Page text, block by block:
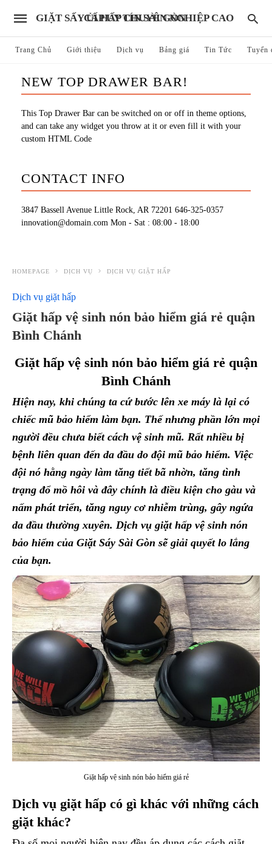
GIẶT SẤY ỦI HẤP CHUYÊN NGHIỆP CAO CẤP UY TÍN SÀI GÒN
Trang Chủ Giới thiệu Dịch vụ Bảng giá Tin Tức Tuyển
NEW TOP DRAWER BAR!
This Top Drawer Bar can be switched on or off in theme options,
and can take any widget you throw at it or even fill it with your
custom HTML Code
CONTACT INFO
3847 Bassell Avenue Little Rock, AR 72201 646-325-0357
innovation@domain.com Mon - Sat : 08:00 - 18:00
HOMEPAGE DỊCH VỤ DỊCH VỤ GIẶT HẤP
Dịch vụ giặt hấp
Giặt hấp vệ sinh nón bảo hiểm giá rẻ quận
Bình Chánh
Giặt hấp vệ sinh nón bảo hiểm giá rẻ quận
Bình Chánh
Hiện nay, khi chúng ta cứ bước lên xe máy là lại có
chiếc mũ bảo hiểm làm bạn. Thế nhưng phần lớn mọi
người đều chưa biết cách vệ sinh mũ. Rất nhiều bị
bệnh liên quan đến da đầu do đội mũ bảo hiểm. Việc
đội nó hằng ngày làm tăng tiết bã nhờn, tăng tình
trạng đổ mồ hôi và đây chính là điều kiện cho gàu và
nấm phát triển, tăng nguy cơ nhiễm trùng, gây ngứa
da đầu thường xuyên. Dịch vụ giặt hấp vệ sinh nón
bảo hiểm của Giặt Sáy Sài Gòn sẽ giải quyết lo lắng
của bạn.
Giặt hấp vệ sinh nón bảo hiểm giá rẻ
Dịch vụ giặt hấp có gì khác với những cách
giặt khác?